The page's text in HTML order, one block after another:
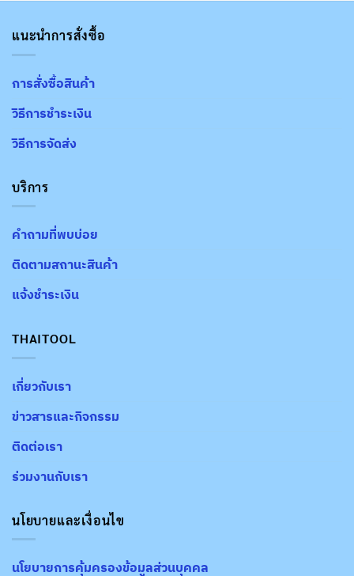
แนะนำการสั่งซื้อ
การสั่งซื้อสินค้า
วิธีการชำระเงิน
วิธีการจัดส่ง
บริการ
คำถามที่พบบ่อย
ติดตามสถานะสินค้า
แจ้งชำระเงิน
THAITOOL
เกี่ยวกับเรา
ข่าวสารและกิจกรรม
ติดต่อเรา
ร่วมงานกับเรา
นโยบายและเงื่อนไข
นโยบายการคุ้มครองข้อมูลส่วนบุคคล